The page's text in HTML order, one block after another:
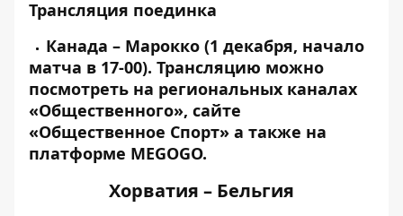
Трансляция поединка
Канада – Марокко (1 декабря, начало
матча в 17-00). Трансляцию можно
посмотреть на региональных каналах
«Общественного», сайте
«Общественное Спорт» а также на
платформе MEGOGO.
Хорватия – Бельгия